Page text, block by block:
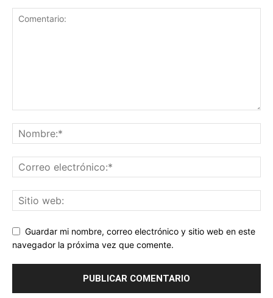
Guardar mi nombre, correo electrónico y sitio web en este
navegador la próxima vez que comente.